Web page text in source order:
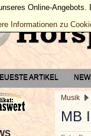
ARTIKEL
Musik
MB
Online-
Informationen zu